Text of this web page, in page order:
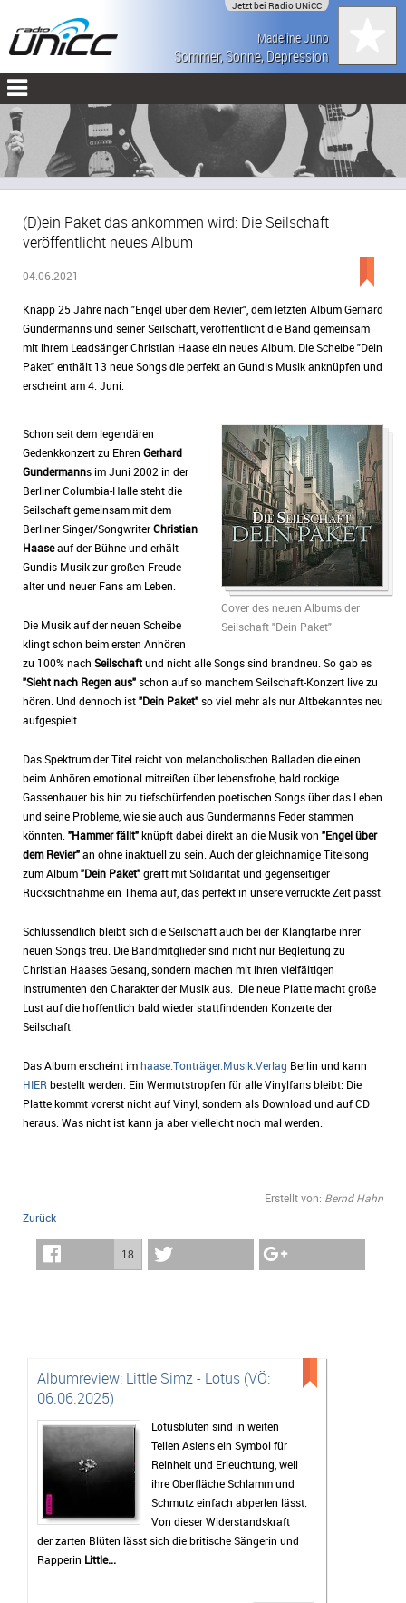
Jetzt bei Radio UNiCC
Madeline Juno
Sommer, Sonne, Depression
(D)ein Paket das ankommen wird: Die Seilschaft
veröffentlicht neues Album
04.06.2021
Knapp 25 Jahre nach "Engel über dem Revier", dem letzten Album Gerhard
Gundermanns und seiner Seilschaft, veröffentlicht die Band gemeinsam
mit ihrem Leadsänger Christian Haase ein neues Album. Die Scheibe "Dein
Paket" enthält 13 neue Songs die perfekt an Gundis Musik anknüpfen und
erscheint am 4. Juni.
Cover des neuen Albums der
Seilschaft "Dein Paket"
Schon seit dem legendären
Gedenkkonzert zu Ehren Gerhard
Gundermanns im Juni 2002 in der
Berliner Columbia-Halle steht die
Seilschaft gemeinsam mit dem
Berliner Singer/SongwriterChristian
Haaseauf der Bühne und erhält
Gundis Musik zur großen Freude
alter und neuer Fans am Leben.
Die Musik auf der neuen Scheibe
klingt schon beim ersten Anhören
zu 100% nach Seilschaftund nicht alle Songs sind brandneu. So gab es
"Sieht nach Regen aus"schon auf so manchem Seilschaft-Konzert live zu
hören. Und dennoch ist"Dein Paket"so viel mehr als nur Altbekanntes neu
aufgespielt.
Das Spektrum der Titel reicht von melancholischen Balladen die einen
beim Anhören emotional mitreißen über lebensfrohe, bald rockige
Gassenhauer bis hin zu tiefschürfenden poetischen Songs über das Leben
und seine Probleme, wie sie auch aus Gundermanns Feder stammen
könnten. "Hammer fällt"knüpft dabei direkt an die Musik von "Engel über
dem Revier"an ohne inaktuell zu sein. Auch der gleichnamige Titelsong
zum Album"Dein Paket"greift mit Solidarität und gegenseitiger
Rücksichtnahme ein Thema auf, das perfekt in unsere verrückte Zeit passt.
Schlussendlich bleibt sich die Seilschaft auch bei der Klangfarbe ihrer
neuen Songs treu. Die Bandmitglieder sind nicht nur Begleitung zu
Christian Haases Gesang, sondern machen mit ihren vielfältigen
Instrumenten den Charakter der Musik aus. Die neue Platte macht große
Lust auf die hoffentlich bald wieder stattfindenden Konzerte der
Seilschaft.
Das Album erscheint imhaase.Tonträger.Musik.Verlag Berlin und kann
HIER bestellt werden. Ein Wermutstropfen für alle Vinylfans bleibt: Die
Platte kommt vorerst nicht auf Vinyl, sondern als Download und auf CD
heraus. Was nicht ist kann ja aber vielleicht noch mal werden.
Erstellt von: Bernd Hahn
Zurück
18
Albumreview: Little Simz - Lotus (VÖ:
06.06.2025)
Lotusblüten sind in weiten
Teilen Asiens ein Symbol für
Reinheit und Erleuchtung, weil
ihre Oberfläche Schlamm und
Schmutz einfach abperlen lässt.
Von dieser Widerstandskraft
der zarten Blüten lässt sich die britische Sängerin und
Rapperin Little...